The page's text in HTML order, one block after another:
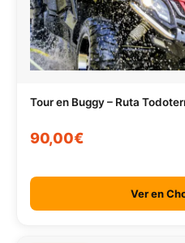
Tour en Buggy – Ruta
90,00€
Ver en